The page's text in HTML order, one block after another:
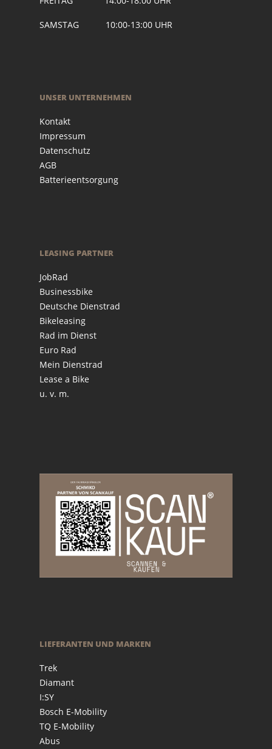
SAMSTAG 10:00-13:00 UHR
UNSER UNTERNEHMEN
Kontakt
Impressum
Datenschutz
AGB
Batterieentsorgung
LEASING PARTNER
JobRad
Businessbike
Deutsche Dienstrad
Bikeleasing
Rad im Dienst
Euro Rad
Mein Dienstrad
Lease a Bike
u. v. m.
LIEFERANTEN UND MARKEN
Trek
Diamant
I:SY
Bosch E-Mobility
TQ E-Mobility
Abus